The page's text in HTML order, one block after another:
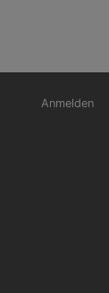
Anmelden